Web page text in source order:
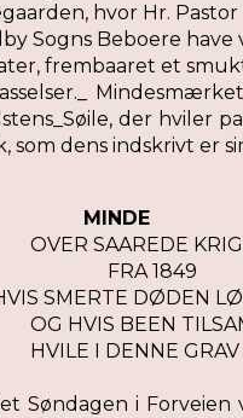
hvor Hr.
Sogns Beboere
frembaaret et
der hviler
som dens indskrivt er
MINDE
OVER SAAREDE
FRA 1849
SMERTE DØDEN
OG HVIS BEEN
HVILE I DENNE GRAV
Søndagen i